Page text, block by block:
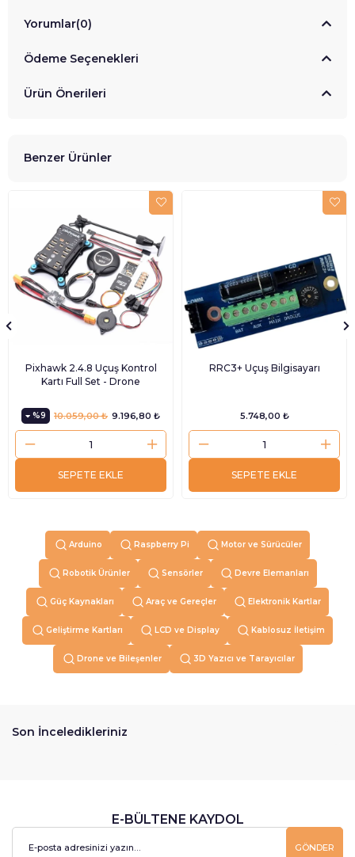
Yorumlar(0)
Ödeme Seçenekleri
Ürün Önerileri
Benzer Ürünler
Pixhawk 2.4.8 Uçuş Kontrol
Kartı Full Set - Drone
%9 9.196,80 ₺
10.059,00 ₺
SEPETE EKLE
RRC3+ Uçuş Bilgisayarı
5.748,00 ₺
SEPETE EKLE
Arduino Raspberry Pi Motor ve Sürücüler
Robotik Ürünler Sensörler Devre Elemanları
Güç Kaynakları Araç ve Gereçler Elektronik Kartlar
Geliştirme Kartları LCD ve Display Kablosuz İletişim
Drone ve Bileşenler 3D Yazıcı ve Tarayıcılar
Son İnceledikleriniz
E-BÜLTENE KAYDOL
GÖNDER